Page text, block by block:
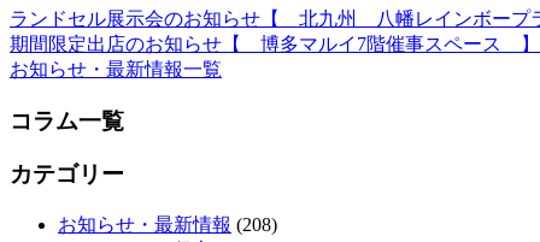
ランドセル展示会のお知らせ【 北九州 八幡レインボープ
期間限定出店のお知らせ【 博多マルイ7階催事スペース 】
お知らせ・最新情報一覧
コラム一覧
カテゴリー
お知らせ・最新情報 (208)